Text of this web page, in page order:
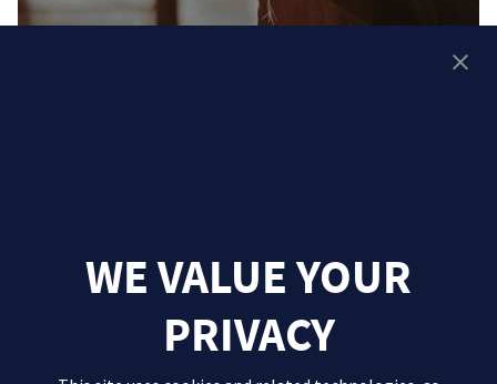
WE VALUE YOUR
PRIVACY